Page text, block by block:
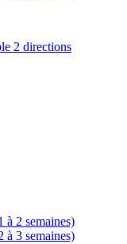
à 2 semaines)
à 3 semaines)